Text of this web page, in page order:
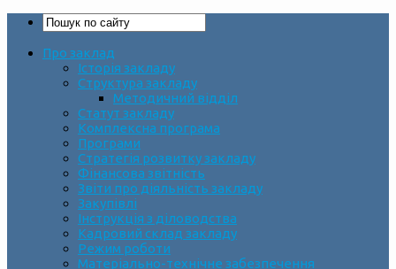
Про заклад
Історія закладу
Структура закладу
Методичний відділ
Статут закладу
Комплексна програма
Програми
Стратегія розвитку закладу
Фінансова звітність
Звіти про діяльність закладу
Закупівлі
Інструкція з діловодства
Кадровий склад закладу
Режим роботи
Матеріально-технічне забезпечення